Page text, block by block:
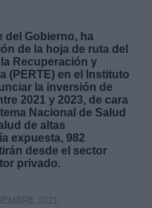
del Gobierno, ha
de la hoja de ruta del
Recuperación y
(PERTE) en el Instituto
la inversión de
2021 y 2023, de cara
Nacional de Salud
de altas
expuesta, 982
desde el sector
privado.
2021